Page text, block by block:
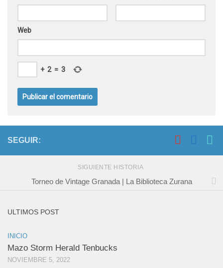
Web
+ 2 = 3
SEGUIR:
SIGUIENTE HISTORIA
Torneo de Vintage Granada | La Biblioteca Zurana
ULTIMOS POST
INICIO
Mazo Storm Herald Tenbucks
NOVIEMBRE 5, 2022